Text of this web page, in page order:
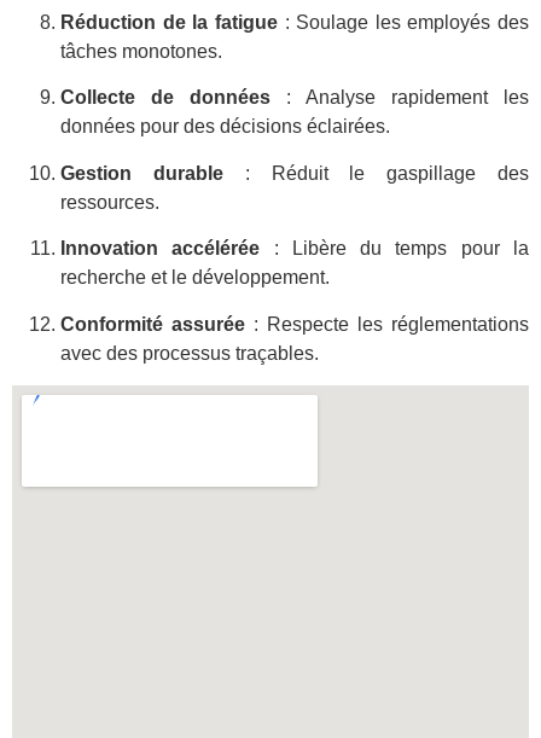
Réduction de la fatigue: Soulage les employés des
tâches monotones.
Collecte de données : Analyse rapidement les
données pour des décisions éclairées.
Gestion durable: Réduit le gaspillage des
ressources.
Innovation accélérée : Libère du temps pour la
recherche et le développement.
Conformité assurée : Respecte les réglementations
avec des processus traçables.